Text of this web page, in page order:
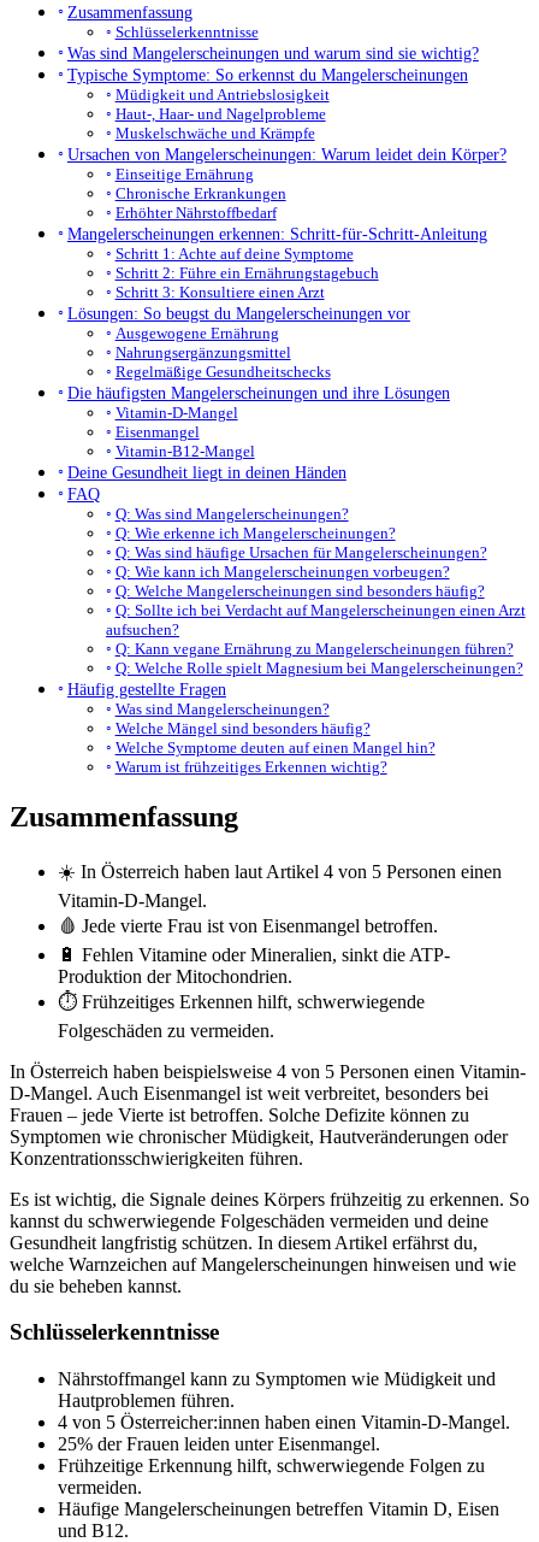
Zusammenfassung
Schlüsselerkenntnisse
Was sind Mangelerscheinungen und warum sind sie wichtig?
Typische Symptome: So erkennst du Mangelerscheinungen
Müdigkeit und Antriebslosigkeit
Haut-, Haar- und Nagelprobleme
Muskelschwäche und Krämpfe
Ursachen von Mangelerscheinungen: Warum leidet dein Körper?
Einseitige Ernährung
Chronische Erkrankungen
Erhöhter Nährstoffbedarf
Mangelerscheinungen erkennen: Schritt-für-Schritt-Anleitung
Schritt 1: Achte auf deine Symptome
Schritt 2: Führe ein Ernährungstagebuch
Schritt 3: Konsultiere einen Arzt
Lösungen: So beugst du Mangelerscheinungen vor
Ausgewogene Ernährung
Nahrungsergänzungsmittel
Regelmäßige Gesundheitschecks
Die häufigsten Mangelerscheinungen und ihre Lösungen
Vitamin-D-Mangel
Eisenmangel
Vitamin-B12-Mangel
Deine Gesundheit liegt in deinen Händen
FAQ
Q: Was sind Mangelerscheinungen?
Q: Wie erkenne ich Mangelerscheinungen?
Q: Was sind häufige Ursachen für Mangelerscheinungen?
Q: Wie kann ich Mangelerscheinungen vorbeugen?
Q: Welche Mangelerscheinungen sind besonders häufig?
Q: Sollte ich bei Verdacht auf Mangelerscheinungen einen Arzt
aufsuchen?
Q: Kann vegane Ernährung zu Mangelerscheinungen führen?
Q: Welche Rolle spielt Magnesium bei Mangelerscheinungen?
Häufig gestellte Fragen
Was sind Mangelerscheinungen?
Welche Mängel sind besonders häufig?
Welche Symptome deuten auf einen Mangel hin?
Warum ist frühzeitiges Erkennen wichtig?
Zusammenfassung
☀️ In Österreich haben laut Artikel 4 von 5 Personen einen
Vitamin-D-Mangel.
🩸 Jede vierte Frau ist von Eisenmangel betroffen.
🔋 Fehlen Vitamine oder Mineralien, sinkt die ATP-
Produktion der Mitochondrien.
⏱️ Frühzeitiges Erkennen hilft, schwerwiegende
Folgeschäden zu vermeiden.
In Österreich haben beispielsweise 4 von 5 Personen einen Vitamin-
D-Mangel. Auch Eisenmangel ist weit verbreitet, besonders bei
Frauen – jede Vierte ist betroffen. Solche Defizite können zu
Symptomen wie chronischer Müdigkeit, Hautveränderungen oder
Konzentrationsschwierigkeiten führen.
Es ist wichtig, die Signale deines Körpers frühzeitig zu erkennen. So
kannst du schwerwiegende Folgeschäden vermeiden und deine
Gesundheit langfristig schützen. In diesem Artikel erfährst du,
welche Warnzeichen auf Mangelerscheinungen hinweisen und wie
du sie beheben kannst.
Schlüsselerkenntnisse
Nährstoffmangel kann zu Symptomen wie Müdigkeit und
Hautproblemen führen.
4 von 5 Österreicher:innen haben einen Vitamin-D-Mangel.
25% der Frauen leiden unter Eisenmangel.
Frühzeitige Erkennung hilft, schwerwiegende Folgen zu
vermeiden.
Häufige Mangelerscheinungen betreffen Vitamin D, Eisen
und B12.